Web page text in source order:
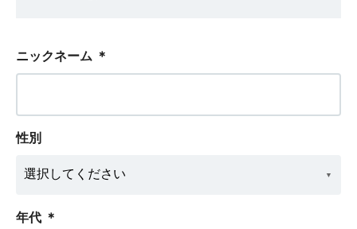
ニックネーム ＊
性別
年代 ＊